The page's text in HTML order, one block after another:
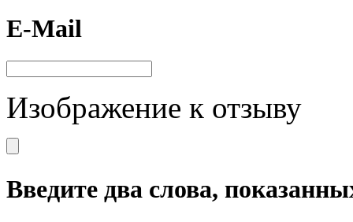
E-Mail
Изображение к отзыву
Введите два слова,